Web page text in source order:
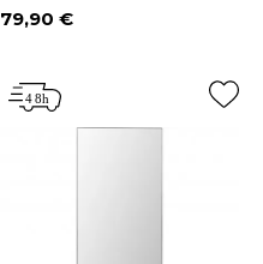
Prix
79,90 €